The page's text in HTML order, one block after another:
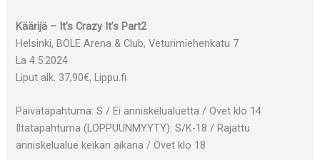
Käärijä – It’s Crazy It’s Part2
Helsinki, BÖLE Arena & Club, Veturimiehenkatu 7
La 4.5.2024
Liput alk. 37,90€, Lippu.fi
Päivätapahtuma: S / Ei anniskelualuetta / Ovet klo 14
Iltatapahtuma (LOPPUUNMYYTY): S/K-18 / Rajattu
anniskelualue keikan aikana / Ovet klo 18